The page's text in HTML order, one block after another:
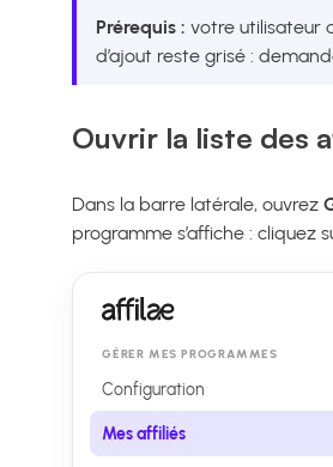
Prérequis : votre utilisateur
d’ajout reste grisé :
Ouvrir la liste des
Dans la barre latérale, ouvrez
programme s’affiche : cliquez
GÉRER MES PROGRAMMES
Configuration
Mes affiliés